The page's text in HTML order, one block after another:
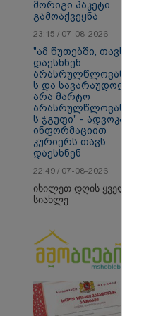
მორიგი პაკეტი
გამოაქვეყნა
23:15 / 07-08-2026
"ამ წუთებში, თავს
დაესხნენ
არასრულწლოვანები
ს და სავარაუდოდ,
არა მარტო
არასრულწლოვანები
ს ჯგუფი" - ადვოკატის
ინფორმაციით
კურიერს თავს
დაესხნენ
22:49 / 07-08-2026
იხილეთ დღის ყველა
სიახლე